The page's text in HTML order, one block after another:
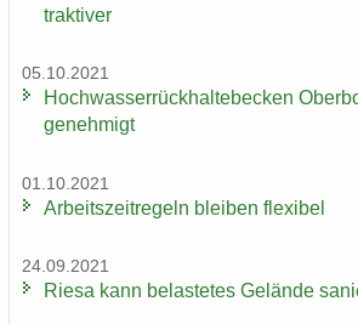
trak­ti­ver
05.10.2021
Hoch­was­ser­rück­hal­te­be­cken
ge­neh­migt
01.10.2021
Ar­beits­zeit­re­geln blei­ben fle­xi­bel
24.09.2021
Riesa kann be­las­te­tes Ge­län­de